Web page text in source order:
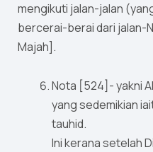
mengikuti jalan-jalan
bercerai-berai dari jalan-
Majah].
Nota [524]- yakni
yang sedemikian
tauhid.
Ini kerana setelah